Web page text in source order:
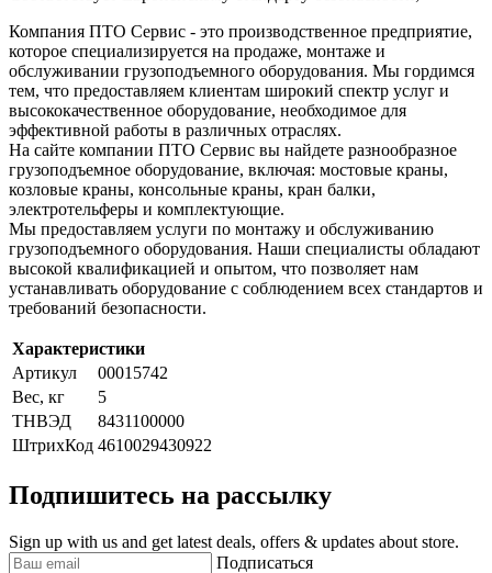
Компания ПТО Сервис - это производственное предприятие,
которое специализируется на продаже, монтаже и
обслуживании грузоподъемного оборудования. Мы гордимся
тем, что предоставляем клиентам широкий спектр услуг и
высококачественное оборудование, необходимое для
эффективной работы в различных отраслях.
На сайте компании ПТО Сервис вы найдете разнообразное
грузоподъемное оборудование, включая: мостовые краны,
козловые краны, консольные краны, кран балки,
электротельферы и комплектующие.
Мы предоставляем услуги по монтажу и обслуживанию
грузоподъемного оборудования. Наши специалисты обладают
высокой квалификацией и опытом, что позволяет нам
устанавливать оборудование с соблюдением всех стандартов и
требований безопасности.
Характеристики
Артикул
00015742
Вес, кг
5
ТНВЭД
8431100000
ШтрихКод 4610029430922
Подпишитесь на рассылку
Sign up with us and get latest deals, offers & updates about store.
Подписаться